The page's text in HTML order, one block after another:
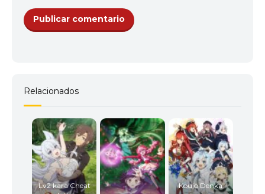
Relacionados
Lv2 kara Cheat
Koujo Denka